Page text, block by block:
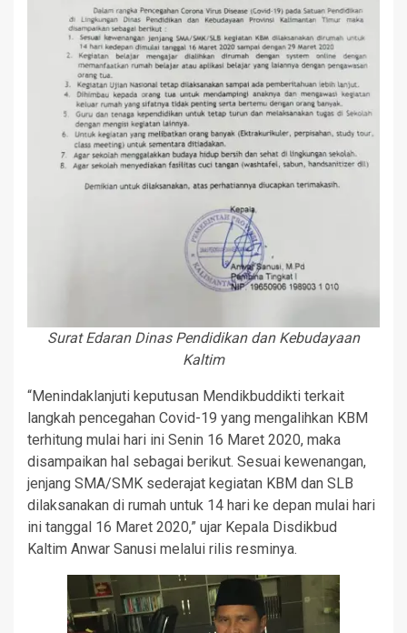
Surat Edaran Dinas Pendidikan dan Kebudayaan
Kaltim
“Menindaklanjuti keputusan Mendikbuddikti terkait
langkah pencegahan Covid-19 yang mengalihkan KBM
terhitung mulai hari ini Senin 16 Maret 2020, maka
disampaikan hal sebagai berikut. Sesuai kewenangan,
jenjang SMA/SMK sederajat kegiatan KBM dan SLB
dilaksanakan di rumah untuk 14 hari ke depan mulai hari
ini tanggal 16 Maret 2020,” ujar Kepala Disdikbud
Kaltim Anwar Sanusi melalui rilis resminya.